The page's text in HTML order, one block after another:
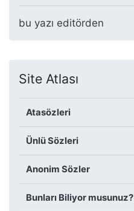
bu yazı editörden
Site Atlası
Atasözleri
Ünlü Sözleri
Anonim Sözler
Bunları Biliyor musunuz?